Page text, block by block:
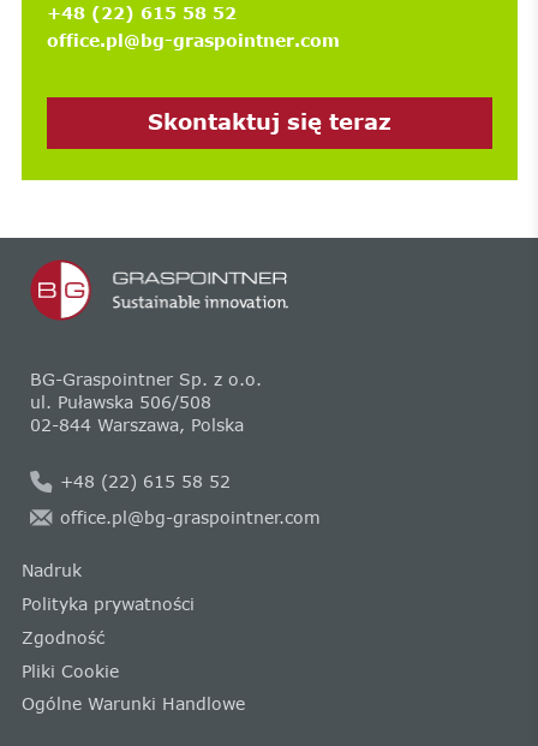
+48 (22) 615 58 52
office.pl@bg-graspointner.com
Skontaktuj się teraz
BG-Graspointner Sp. z o.o.
ul. Puławska 506/508
02-844 Warszawa, Polska
+48 (22) 615 58 52
office.pl@bg-graspointner.com
Nadruk
Polityka prywatności
Zgodność
Pliki Cookie
Ogólne Warunki Handlowe